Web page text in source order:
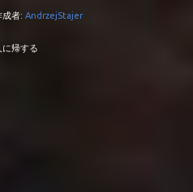
！鍋に湯を沸かしキャベツをボ
お鉄人MC風に）以前の麺は白ぽ
粗い唐辛子がくせになる味わ
塩、豚･鶏エキス（小麦・大豆・
成者: AndrzejStajer
に帰する